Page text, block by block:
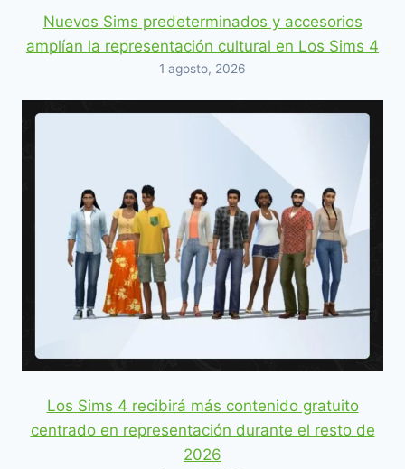
Nuevos Sims predeterminados y accesorios
amplían la representación cultural en Los Sims 4
1 agosto, 2026
Los Sims 4 recibirá más contenido gratuito
centrado en representación durante el resto de
2026